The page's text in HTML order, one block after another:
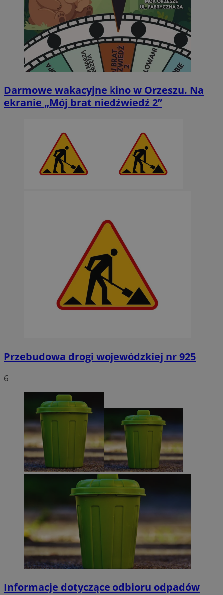
Darmowe wakacyjne kino w Orzeszu. Na
ekranie „Mój brat niedźwiedź 2”
Przebudowa drogi wojewódzkiej nr 925
6
Informacje dotyczące odbioru odpadów